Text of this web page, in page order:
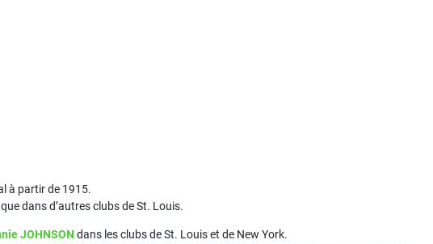
à partir de 1915.
dans d’autres clubs de St. Louis.
JOHNSON dans les clubs de St. Louis et de New York.